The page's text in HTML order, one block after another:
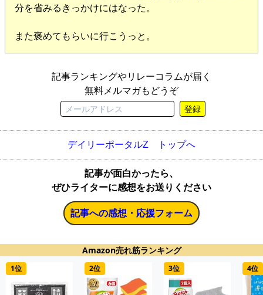
分を省みるきっかけにはなった。
また褒めてもらいに行こうっと。
記事ランキングやリレーコラムが届く
無料メルマガもどうぞ
登録
デイリーポータルZ トップへ
記事が面白かったら、
ぜひライターに感想をお送りください
記事への感想・応援フォーム
Amazon売れ筋ランキング
1位 2位 3位 4位